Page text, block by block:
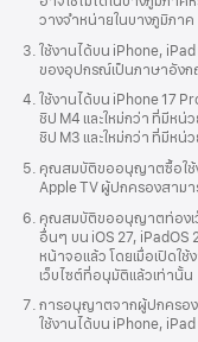
วางจำหน่ายในบางภูมิภาค
ใช้งานได้บน iPhone, iPad
ของอุปกรณ์เป็นภาษาอัง
ใช้งานได้บน iPhone17
ชิป M4 และใหม่กว่า ที่มีหน่
ชิป M3 และใหม่กว่า ที่มีหน่
คุณสมบัติขออนุญาตซื้อใ
Apple TVผู้ปกครองสาม
คุณสมบัติขออนุญาตท่อง
อื่นๆ บน iOS 27, iPadOS
หน้าจอแล้วโดยเมื่อเปิดใช้
เว็บไซต์ที่อนุมัติแล้วเท่านั้น
การอนุญาตจากผู้ปกครอง
ใช้งานได้บน iPhone, iPad